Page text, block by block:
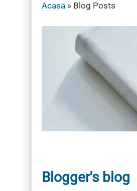
Acasa Blog Posts
Blogger's blog